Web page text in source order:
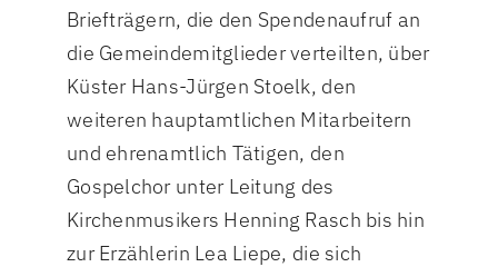
Briefträgern, die den Spendenaufruf an
die Gemeindemitglieder verteilten, über
Küster Hans-Jürgen Stoelk, den
weiteren hauptamtlichen Mitarbeitern
und ehrenamtlich Tätigen, den
Gospelchor unter Leitung des
Kirchenmusikers Henning Rasch bis hin
zur Erzählerin Lea Liepe, die sich